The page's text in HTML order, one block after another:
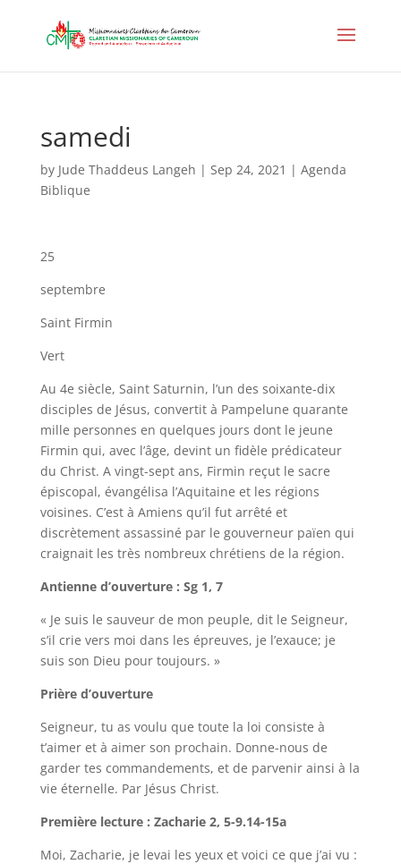
samedi
by Jude Thaddeus Langeh | Sep 24, 2021 | Agenda
Biblique
25
septembre
Saint Firmin
Vert
Au 4e siècle, Saint Saturnin, l’un des soixante-dix
disciples de Jésus, convertit à Pampelune quarante
mille personnes en quelques jours dont le jeune
Firmin qui, avec l’âge, devint un fidèle prédicateur
du Christ. A vingt-sept ans, Firmin reçut le sacre
épiscopal, évangélisa l’Aquitaine et les régions
voisines. C’est à Amiens qu’il fut arrêté et
discrètement assassiné par le gouverneur païen qui
craignait les très nombreux chrétiens de la région.
Antienne d’ouverture : Sg 1, 7
« Je suis le sauveur de mon peuple, dit le Seigneur,
s’il crie vers moi dans les épreuves, je l’exauce; je
suis son Dieu pour toujours. »
Prière d’ouverture
Seigneur, tu as voulu que toute la loi consiste à
t’aimer et à aimer son prochain. Donne-nous de
garder tes commandements, et de parvenir ainsi à la
vie éternelle. Par Jésus Christ.
Première lecture : Zacharie 2, 5-9.14-15a
Moi, Zacharie, je levai les yeux et voici ce que j’ai vu :